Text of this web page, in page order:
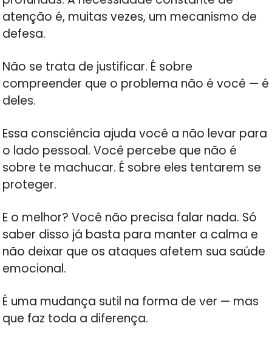
atenção é, muitas vezes, um mecanismo de
defesa.
Não se trata de justificar. É sobre
compreender que o problema não é você — é
deles.
Essa consciência ajuda você a não levar para
o lado pessoal. Você percebe que não é
sobre te machucar. É sobre eles tentarem se
proteger.
E o melhor? Você não precisa falar nada. Só
saber disso já basta para manter a calma e
não deixar que os ataques afetem sua saúde
emocional.
É uma mudança sutil na forma de ver — mas
que faz toda a diferença.